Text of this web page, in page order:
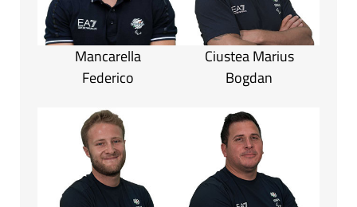
Mancarella
Federico
Ciustea Marius
Bogdan